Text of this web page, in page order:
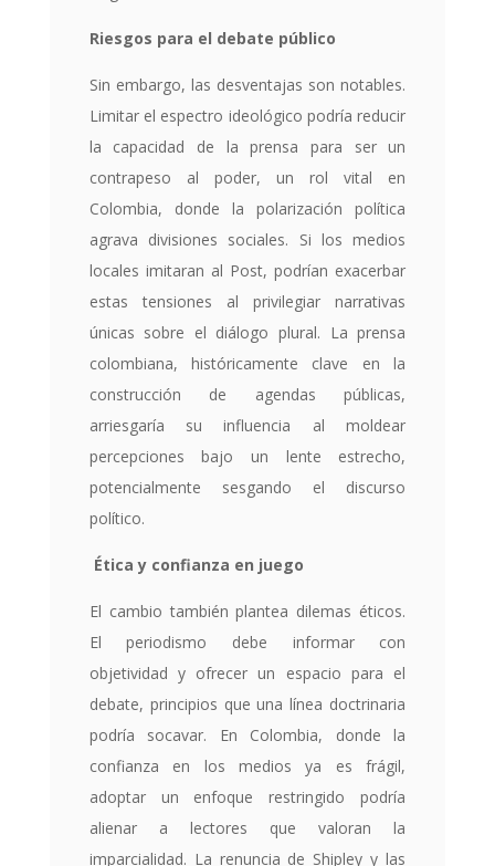
Riesgos para el debate público
Sin embargo, las desventajas son notables.
Limitar el espectro ideológico podría reducir
la capacidad de la prensa para ser un
contrapeso al poder, un rol vital en
Colombia, donde la polarización política
agrava divisiones sociales. Si los medios
locales imitaran al Post, podrían exacerbar
estas tensiones al privilegiar narrativas
únicas sobre el diálogo plural. La prensa
colombiana, históricamente clave en la
construcción de agendas públicas,
arriesgaría su influencia al moldear
percepciones bajo un lente estrecho,
potencialmente sesgando el discurso
político.
Ética y confianza en juego
El cambio también plantea dilemas éticos.
El periodismo debe informar con
objetividad y ofrecer un espacio para el
debate, principios que una línea doctrinaria
podría socavar. En Colombia, donde la
confianza en los medios ya es frágil,
adoptar un enfoque restringido podría
alienar a lectores que valoran la
imparcialidad. La renuncia de Shipley y las